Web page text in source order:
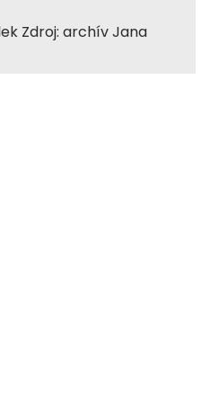
Zdroj: archív Jana